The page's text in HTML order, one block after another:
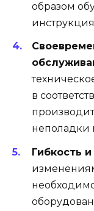
образом
в
неполадки
Гибкость